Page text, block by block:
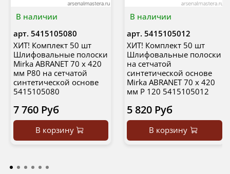
В наличии
арт. 5415105080
ХИТ! Комплект 50 шт
Шлифовальные полоски
Mirka ABRANET 70 x 420
мм Р80 на сетчатой
синтетической основе
5415105080
7 760 Руб
В корзину
В наличии
арт. 5415105012
ХИТ! Комплект 50 шт
Шлифовальные полоски
на сетчатой
синтетической основе
Mirka ABRANET 70 x 420
мм Р 120 5415105012
5 820 Руб
В корзину